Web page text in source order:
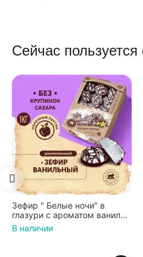
Сейчас
ванили
гр*4
Сироп Имбирный
для кофе 1л
В наличии